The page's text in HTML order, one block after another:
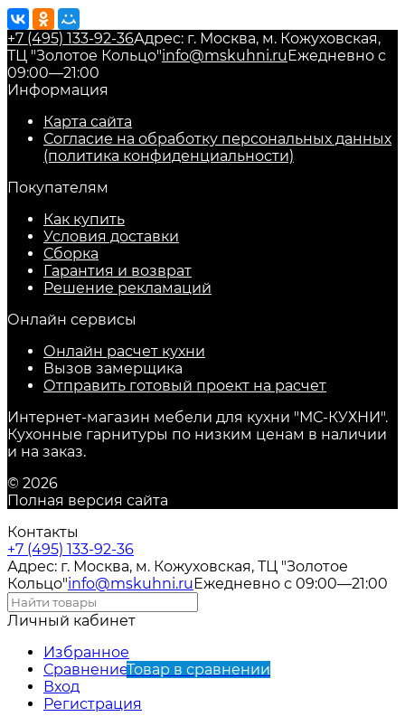
+7 (495) 133-92-36Адрес: г. Москва, м. Кожуховская,
ТЦ "Золотое Кольцо"info@mskuhni.ru Ежедневно с
09:00—21:00
Информация
Карта сайта
Согласие на обработку персональных данных
(политика конфиденциальности)
Покупателям
Как купить
Условия доставки
Сборка
Гарантия и возврат
Решение рекламаций
Онлайн сервисы
Онлайн расчет кухни
Вызов замерщика
Отправить готовый проект на расчет
Интернет-магазин мебели для кухни "МС-КУХНИ".
Кухонные гарнитуры по низким ценам в наличии
и на заказ.
© 2026
Полная версия сайта
Контакты
+7 (495) 133-92-36
Адрес: г. Москва, м. Кожуховская, ТЦ "Золотое
Кольцо"info@mskuhni.ru Ежедневно с 09:00—21:00
Личный кабинет
Избранное
СравнениеТовар в сравнении
Вход
Регистрация